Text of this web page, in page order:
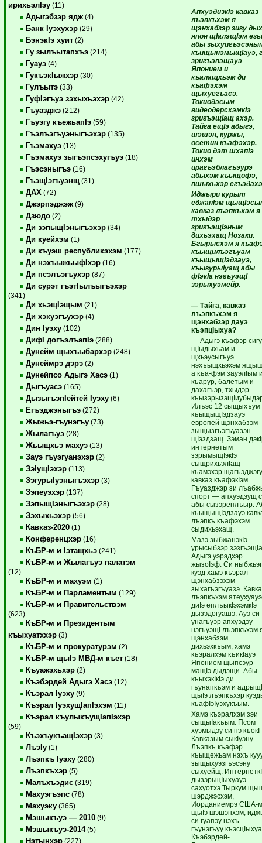
ирихьэлIэу (11)
Адыгэбзэр ядж (4)
Банк Iуэхухэр (29)
БэнэкIэ хуит (2)
Гу зылъытапхъэ (214)
Гуауэ (4)
ГукъэкIыжхэр (30)
Гулъытэ (33)
ГуфIэгъуэ зэхыхьэхэр (42)
Гъуазджэ (212)
Гъуэгу къежьапIэ (59)
Гъэлъэгъуэныгъэхэр (135)
Гъэмахуэ (13)
Гъэмахуэ зыгъэпсэхугъуэ (18)
Гъэсэныгъэ (16)
ГъэщIэгъуэнщ (31)
ДАХ (72)
Джэрпэджэж (9)
Дзюдо (2)
Ди зэпыщIэныгъэхэр (34)
Ди куейхэм (1)
Ди къуэш республикэхэм (177)
Ди нэхъыжьыфIхэр (16)
Ди псэлъэгъухэр (87)
Ди сурэт гъэтIылъыгъэхэр
(341)
Ди хьэщIэщым (21)
Ди хэкуэгъухэр (4)
Дин Iуэху (102)
ДифI догъэлъапIэ (288)
Дунейм щыхъыбархэр (248)
Дунеймрэ дэрэ (2)
Дунейпсо Адыгэ Хасэ (1)
Дыгъуасэ (165)
ДызыгъэпIейтей Iуэху (6)
Егъэджэныгъэ (272)
Жыжьэ-гъунэгъу (73)
Жылагъуэ (28)
Жьыщхьэ махуэ (13)
Зауэ гъуэгуанэхэр (2)
ЗэIущIэхэр (113)
ЗэгурыIуэныгъэхэр (3)
Зэпеуэхэр (137)
ЗэпыщIэныгъэхэр (28)
Зэхыхьэхэр (56)
Кавказ-2020 (1)
Конференцхэр (16)
КъБР-м и Iэтащхьэ (241)
КъБР-м и Жылагъуэ палатэм
(12)
КъБР-м и махуэм (1)
КъБР-м и Парламентым (129)
КъБР-м и Правительствэм
(623)
КъБР-м и Президентым
къыхуатххэр (3)
КъБР-м и прокуратурэм (2)
КъБР-м щыIэ МВД-м къет (18)
Къуажэхьхэр (2)
Къэбэрдей Адыгэ Хасэ (12)
Къэрал Iуэху (9)
Къэрал IуэхущIапIэхэм (11)
Къэрал къулыкъущIапIэхэр
(59)
КъэхъукъащIэхэр (3)
ЛъэIу (1)
Лъэпкъ Iуэху (280)
Лъэпкъхэр (5)
Малъхъэдис (319)
Махуэгъэпс (78)
Махуэку (365)
Мэшыкъуэ — 2010 (9)
Мэшыкъуэ-2014(5)
Нэтынхэр (227)
АпхуэдизкIэ кавказ
лъэпкъхэм я
щэнхабзэр зигу
япон щIалэщIэм
абы
къищынэмыщIауэ,
зригъэпэщауэ
Японием и
къалащхьэм ди
къафэхэм
щыхуегъасэ.
Токиодэсым
видеодерсхэмкIэ
зригъэщIащ ахэр.
Тайга ещIэ адыгэ,
шэшэн, куржы,
осетин къафэхэр.
Токио дэт шхапIэ
инхэм
ирагъэблагъэурэ
абыхэм къыщофэ,
пшыхьхэр
Иджыри курыт
еджапIэм
кавказ лъэпкъхэм я
тхыдэр
зригъэщIэным
дихьэхащ Нозаки.
Бгырысхэм я
къыщилъэгъуам
къыщыщIэдзауэ,
къыгурыIуащ абы
фIэкIа нэгъуэщI
зэрыхуэмейр.
— Тайга, кавказ
лъэпкъхэм я
щэнхабзэр дауэ
къэпцIыхуа?
— Адыгэ къафэр сигу
щIыдыхьам и
щхьэусыгъуэ
нэхъыщхьэхэм
а къа-фэм зауэлIым
къарур, балетым и
дахагъэр, тхыдэр
Илъэс 12 сыщыхъум
къыщыщIэдзауэ
европей щэнхабзэм
зыщызгъэгъуазэн
щIэздзащ. Зэман
интернетым
зэрымыщIэкIэ
сыщрихьэлIащ
къамэхэр
кавказ къафэкIэм.
Гъуазджэр зи
спорт — апхуэдэущ
абы сызэреплъыр.
къыщыщIэдзауэ
лъэпкъ къафэхэм
сыдихьэхащ.
Мазэ зыбжанэкIэ
урысыбзэр
Адыгэ уэрэдхэр
жызоIэф. Си
куэд хамэ къэрал
щэнхабзэхэм
зыхагъэгъуазэ.
лъэпкъхэм ятеухуауэ
диIэ еплъыкIэхэмкIэ
дызэдогуашэ. Ауэ си
унагъуэр апхуэдэу
нэгъуэщI лъэпкъхэм
щэнхабзэм
дихьэхкъым, хамэ
къэралхэм къикIауэ
Японием щыпсэур
мащIэ дыдэщи. Абы
къыхэкIкIэ ди
гъунапкъэм и
щыIэ лъэпкъхэр
къафIэIуэхукъым.
Хамэ къэралхэм зэи
сыщыIакъым. Псом
хуэмыдэу си нэ къокI
Кавказым сыкIуэну.
Лъэпкъ къафэр
къыщежьам нэхъ
зыщыхуэзгъэсэну
сыхуейщ.
дызэрыцIыхуауэ
сахуотхэ Тыркум
шэрджэсхэм,
Иорданиемрэ США-
щыIэ шэшэнхэм,
си гуапэу нэхъ
гъунэгъуу
Къэбэрдей-